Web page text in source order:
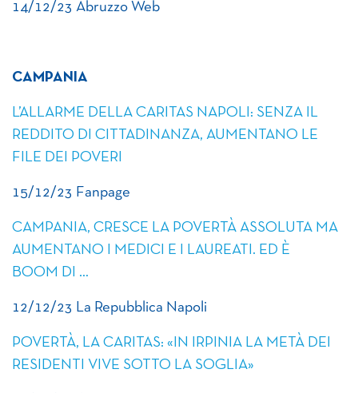
14/12/23 Abruzzo Web
CAMPANIA
L’ALLARME DELLA CARITAS NAPOLI: SENZA IL
REDDITO DI CITTADINANZA, AUMENTANO LE
FILE DEI POVERI
15/12/23 Fanpage
CAMPANIA, CRESCE LA POVERTÀ ASSOLUTA MA
AUMENTANO I MEDICI E I LAUREATI. ED È
BOOM DI …
12/12/23 La Repubblica Napoli
POVERTÀ, LA CARITAS: «IN IRPINIA LA METÀ DEI
RESIDENTI VIVE SOTTO LA SOGLIA»